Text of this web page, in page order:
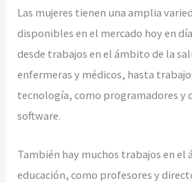
Las mujeres tienen una amplia
disponibles en el mercado hoy en
desde trabajos en el ámbito de la
enfermeras y médicos, hasta
tecnología, como programadores y
software.
También hay muchos trabajos en el
educación, como profesores y